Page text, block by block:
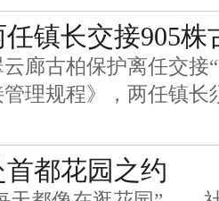
镇长交接905株
廊古柏保护离任交接
管理规程》，两任镇
都花园之约